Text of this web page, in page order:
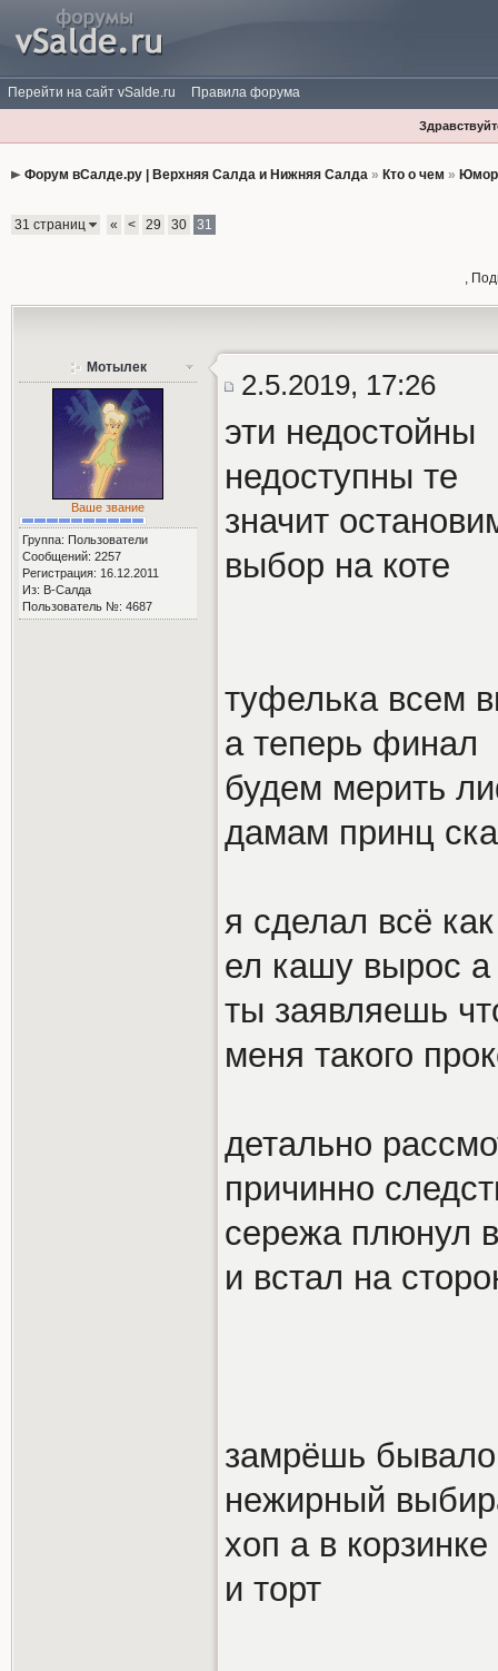
Перейти на сайт vSalde.ru Правила форума
Форум вСалде.ру | Верхняя Салда и Нижняя Салда» Кто о чем » Юмор
31 страниц « < 29 30 31
,
Мотылек
Ваше звание
Группа: Пользователи
Сообщений: 2257
Регистрация: 16.12.2011
Из: В-Салда
Пользователь №: 4687
2.5.2019, 17:26
эти недостойны
недоступны те
значит
выбор на коте
туфелька всем
а теперь финал
будем мерить
дамам принц
я сделал всё
ел кашу вырос а
ты заявляешь
меня такого
детально
причинно
сережа плюнул
и встал на
замрёшь
нежирный
хоп а в
и торт